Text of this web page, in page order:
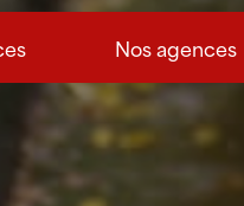
Nos agences